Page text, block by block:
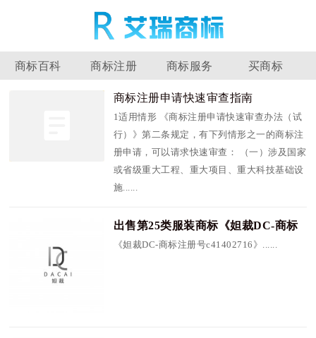
商标百科 商标注册 商标服务 买商标
商标注册申请快速审查指南
1适用情形 《商标注册申请快速审查办法（试
行）》第二条规定，有下列情形之一的商标注
册申请，可以请求快速审查： （一）涉及国家
或省级重大工程、重大项目、重大科技基础设
施......
出售第25类服装商标《妲裁DC-商标
注册号c41402716》
《妲裁DC-商标注册号c41402716》......